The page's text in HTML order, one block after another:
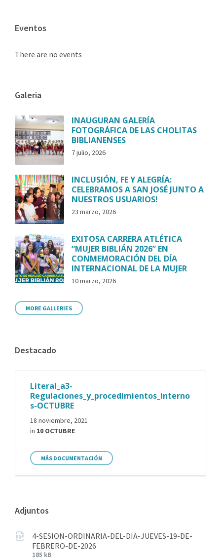
Eventos
There are no events
Galeria
INAUGURAN GALERÍA
FOTOGRÁFICA DE LAS CHOLITAS
BIBLIANENSES
7 julio, 2026
INCLUSIÓN, FE Y ALEGRÍA:
CELEBRAMOS A SAN JOSÉ JUNTO A
NUESTROS USUARIOS!
23 marzo, 2026
EXITOSA CARRERA ATLÉTICA
“MUJER BIBLIÁN 2026” EN
CONMEMORACIÓN DEL DÍA
INTERNACIONAL DE LA MUJER
10 marzo, 2026
MORE GALLERIES
Destacado
Literal_a3-
Regulaciones_y_procedimientos_interno
s-OCTUBRE
18 noviembre, 2021
in 10 OCTUBRE
MÁS DOCUMENTACIÓN
Adjuntos
4-SESION-ORDINARIA-DEL-DIA-JUEVES-19-DE-
FEBRERO-DE-2026
185 kB